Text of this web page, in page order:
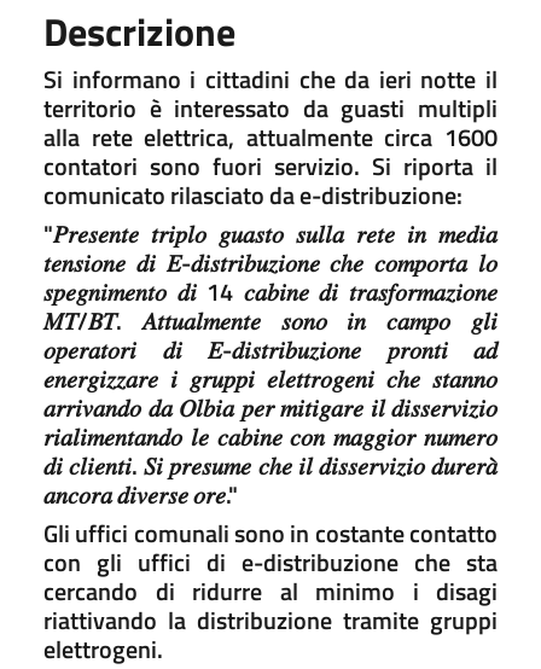
Descrizione
Si informano i cittadini che da ieri notte il
territorio è interessato da guasti multipli
alla rete elettrica, attualmente circa 1600
contatori sono fuori servizio. Si riporta il
comunicato rilasciato da e-distribuzione:
"𝑃𝑟𝑒𝑠𝑒𝑛𝑡𝑒 𝑡𝑟𝑖𝑝𝑙𝑜 𝑔𝑢𝑎𝑠𝑡𝑜 𝑠𝑢𝑙𝑙𝑎 𝑟𝑒𝑡𝑒 𝑖𝑛 𝑚𝑒𝑑𝑖𝑎
𝑡𝑒𝑛𝑠𝑖𝑜𝑛𝑒 𝑑𝑖 𝐸-𝑑𝑖𝑠𝑡𝑟𝑖𝑏𝑢𝑧𝑖𝑜𝑛𝑒 𝑐ℎ𝑒 𝑐𝑜𝑚𝑝𝑜𝑟𝑡𝑎 𝑙𝑜
𝑠𝑝𝑒𝑔𝑛𝑖𝑚𝑒𝑛𝑡𝑜 𝑑𝑖 14 𝑐𝑎𝑏𝑖𝑛𝑒 𝑑𝑖 𝑡𝑟𝑎𝑠𝑓𝑜𝑟𝑚𝑎𝑧𝑖𝑜𝑛𝑒
𝑀𝑇/𝐵𝑇. 𝐴𝑡𝑡𝑢𝑎𝑙𝑚𝑒𝑛𝑡𝑒 𝑠𝑜𝑛𝑜 𝑖𝑛 𝑐𝑎𝑚𝑝𝑜 𝑔𝑙𝑖
𝑜𝑝𝑒𝑟𝑎𝑡𝑜𝑟𝑖 𝑑𝑖 𝐸-𝑑𝑖𝑠𝑡𝑟𝑖𝑏𝑢𝑧𝑖𝑜𝑛𝑒 𝑝𝑟𝑜𝑛𝑡𝑖 𝑎𝑑
𝑒𝑛𝑒𝑟𝑔𝑖𝑧𝑧𝑎𝑟𝑒 𝑖 𝑔𝑟𝑢𝑝𝑝𝑖 𝑒𝑙𝑒𝑡𝑡𝑟𝑜𝑔𝑒𝑛𝑖 𝑐ℎ𝑒 𝑠𝑡𝑎𝑛𝑛𝑜
𝑎𝑟𝑟𝑖𝑣𝑎𝑛𝑑𝑜 𝑑𝑎 𝑂𝑙𝑏𝑖𝑎 𝑝𝑒𝑟 𝑚𝑖𝑡𝑖𝑔𝑎𝑟𝑒 𝑖𝑙 𝑑𝑖𝑠𝑠𝑒𝑟𝑣𝑖𝑧𝑖𝑜
𝑟𝑖𝑎𝑙𝑖𝑚𝑒𝑛𝑡𝑎𝑛𝑑𝑜 𝑙𝑒 𝑐𝑎𝑏𝑖𝑛𝑒 𝑐𝑜𝑛 𝑚𝑎𝑔𝑔𝑖𝑜𝑟 𝑛𝑢𝑚𝑒𝑟𝑜
𝑑𝑖 𝑐𝑙𝑖𝑒𝑛𝑡𝑖. 𝑆𝑖 𝑝𝑟𝑒𝑠𝑢𝑚𝑒 𝑐ℎ𝑒 𝑖𝑙 𝑑𝑖𝑠𝑠𝑒𝑟𝑣𝑖𝑧𝑖𝑜 𝑑𝑢𝑟𝑒𝑟𝑎̀
𝑎𝑛𝑐𝑜𝑟𝑎 𝑑𝑖𝑣𝑒𝑟𝑠𝑒 𝑜𝑟𝑒."
Gli uffici comunali sono in costante contatto
con gli uffici di e-distribuzione che sta
cercando di ridurre al minimo i disagi
riattivando la distribuzione tramite gruppi
elettrogeni.